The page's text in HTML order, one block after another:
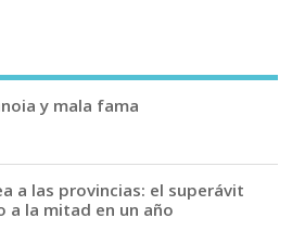
y mala fama
a las provincias: el superávit
a la mitad en un año